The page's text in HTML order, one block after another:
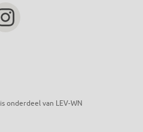
is onderdeel van LEV-WN